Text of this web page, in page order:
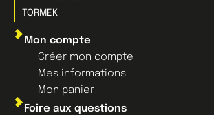
TORMEK
Mon compte
Créer mon compte
Mes informations
Mon panier
Foire aux questions